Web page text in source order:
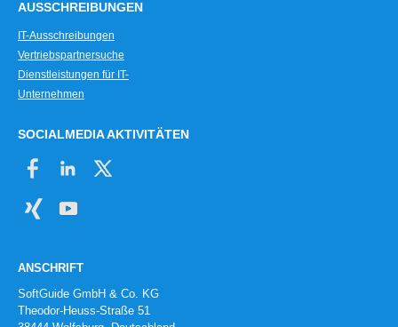
AUSSCHREIBUNGEN
IT-Ausschreibungen
Vertriebspartnersuche
Dienstleistungen für IT-
Unternehmen
SOCIALMEDIA AKTIVITÄTEN
ANSCHRIFT
SoftGuide GmbH & Co. KG
Theodor-Heuss-Straße 51